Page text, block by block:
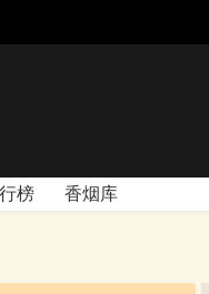
榜 香烟库